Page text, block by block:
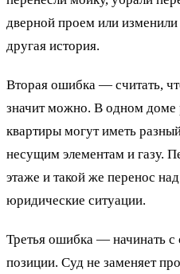
дверной проем или
другая история.
Вторая ошибка — считать,
значит можно. В одном доме
квартиры могут иметь
несущим элементам и газу.
этаже и такой же перенос
юридические ситуации.
Третья ошибка — начинать
позиции. Суд не заменяет